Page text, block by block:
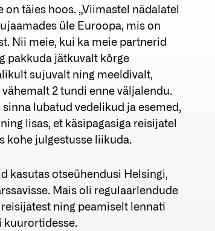
täies hoos. „Viimastel nädalatel
üle Euroopa, mis on
Nii meie, kui ka meie partnerid
pakkuda jätkuvalt kõrge
sujuvalt ning meeldivalt,
2 tundi enne väljalendu.
lubatud vedelikud ja esemed,
lisas, et käsipagasiga reisijatel
kohe julgestusse liikuda.
kasutas otseühendusi Helsingi,
Mais oli regulaarlendude
ning peamiselt lennati
kuurortidesse.